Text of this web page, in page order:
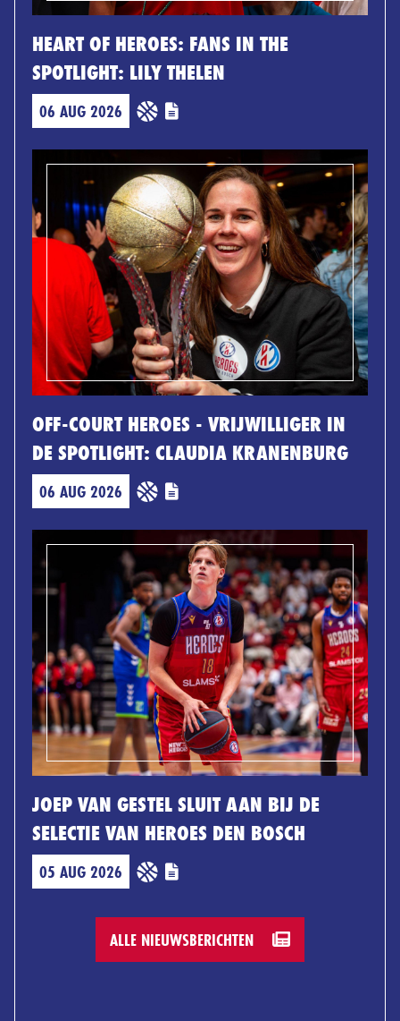
HEART OF HEROES: FANS IN THE
SPOTLIGHT: LILY THELEN
06 AUG 2026
OFF-COURT HEROES - VRIJWILLIGER IN
DE SPOTLIGHT: CLAUDIA KRANENBURG
06 AUG 2026
JOEP VAN GESTEL SLUIT AAN BIJ DE
SELECTIE VAN HEROES DEN BOSCH
05 AUG 2026
ALLE NIEUWSBERICHTEN